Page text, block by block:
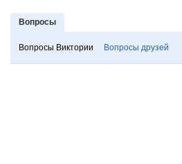
Вопросы
Вопросы Виктории Вопросы друзей